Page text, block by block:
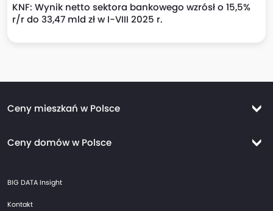
KNF: Wynik netto sektora bankowego wzrósł o 15,5%
r/r do 33,47 mld zł w I-VIII 2025 r.
Ceny mieszkań w Polsce
Ceny mieszkań Kraków
Ceny domów w Polsce
Ceny domów Kraków
Ceny domów Wrocław
BIG DATA Insight
Kontakt